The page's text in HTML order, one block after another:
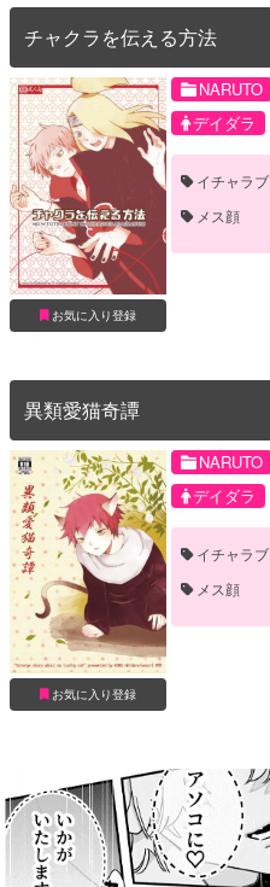
チャクラを伝える方法
お気に入り登録
NARUTO
デイダラ
イチャラブ
メス顔
異類愛猫奇譚
お気に入り登録
NARUTO
デイダラ
イチャラブ
メス顔